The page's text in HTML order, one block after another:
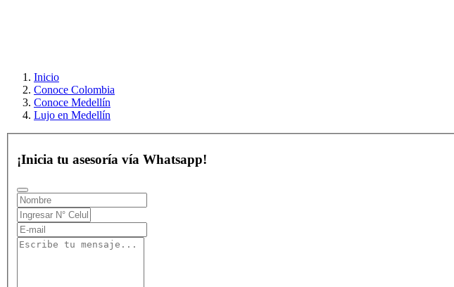
Inicio
Conoce Colombia
Conoce Medellín
Lujo en Medellín
¡Inicia tu asesoría vía Whatsapp!